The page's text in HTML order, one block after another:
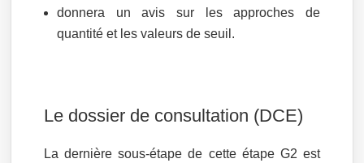
donnera un avis sur les approches de
quantité et les valeurs de seuil.
Le dossier de consultation (DCE)
La dernière sous-étape de cette étape G2 est